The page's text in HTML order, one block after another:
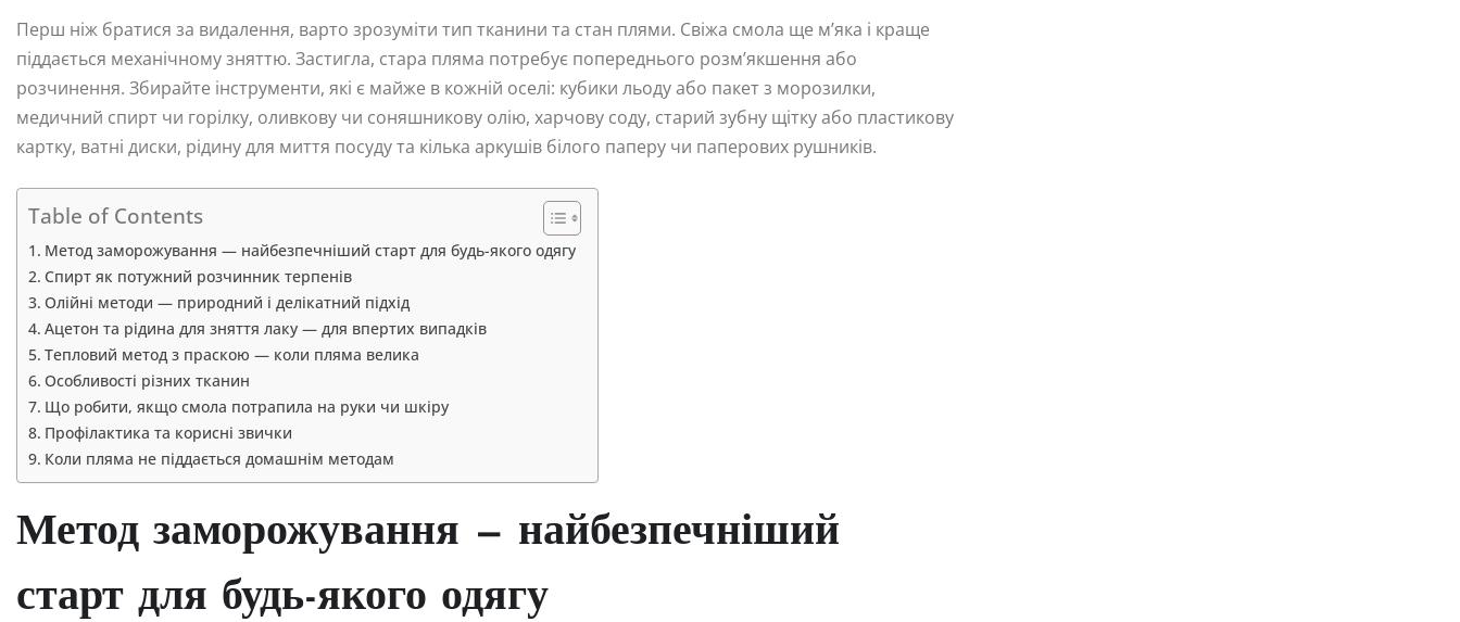
Перш ніж братися за видалення, варто зрозуміти тип тканини та стан плями. Свіжа смола ще м’яка і краще
піддається механічному зняттю. Застигла, стара пляма потребує попереднього розм’якшення або
розчинення. Збирайте інструменти, які є майже в кожній оселі: кубики льоду або пакет з морозилки,
медичний спирт чи горілку, оливкову чи соняшникову олію, харчову соду, старий зубну щітку або пластикову
картку, ватні диски, рідину для миття посуду та кілька аркушів білого паперу чи паперових рушників.
Table of Contents
Метод заморожування — найбезпечніший старт для будь-якого одягу
Спирт як потужний розчинник терпенів
Олійні методи — природний і делікатний підхід
Ацетон та рідина для зняття лаку — для впертих випадків
Тепловий метод з праскою — коли пляма велика
Особливості різних тканин
Що робити, якщо смола потрапила на руки чи шкіру
Профілактика та корисні звички
Коли пляма не піддається домашнім методам
Метод заморожування — найбезпечніший
старт для будь-якого одягу